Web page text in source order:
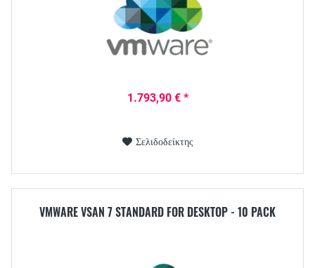
1.793,90 € *
Σελιδοδείκτης
VMWARE VSAN 7 STANDARD FOR DESKTOP - 10 PACK